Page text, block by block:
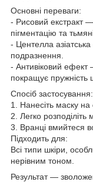
Основні переваги:
- Рисовий екстракт
пігментацію та
- Центелла
подразнення.
- Антивіковий ефект
покращує пружність
Спосіб застосування:
1. Нанесіть маску
2. Легко
3. Вранці вмийтеся
Підходить для:
Всі типи шкіри,
нерівним тоном.
Результат —